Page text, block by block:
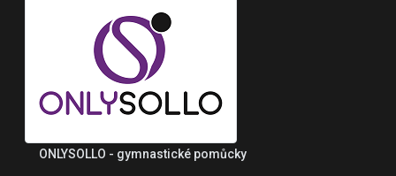
ONLYSOLLO - gymnastické pomůcky